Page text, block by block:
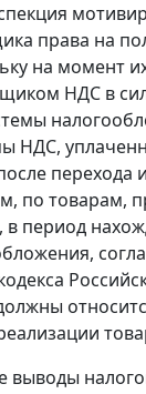
права на
на момент
НДС в
НДС,
по товарам,
в период
выводы